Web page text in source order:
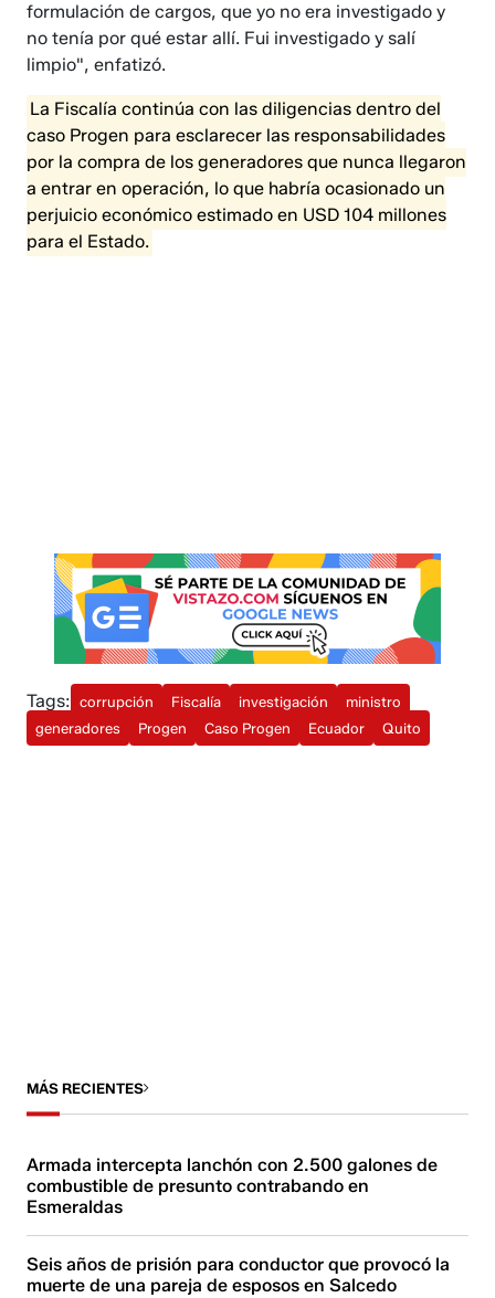
formulación de cargos, que yo no era investigado y
no tenía por qué estar allí. Fui investigado y salí
limpio", enfatizó.
La Fiscalía continúa con las diligencias dentro del
caso Progen para esclarecer las responsabilidades
por la compra de los generadores que nunca llegaron
a entrar en operación, lo que habría ocasionado un
perjuicio económico estimado en USD 104 millones
para el Estado.
Tags: corrupción Fiscalía investigación
ministro
generadores
Progen Caso Progen Ecuador Quito
MÁS RECIENTES
Armada intercepta lanchón con 2.500 galones de
combustible de presunto contrabando en
Esmeraldas
Seis años de prisión para conductor que provocó la
muerte de una pareja de esposos en Salcedo